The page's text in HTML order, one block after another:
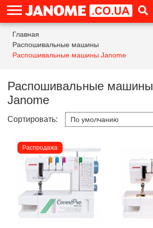
Главная
Распошивальные машины
Распошивальные машины Janome
Распошивальные машины
Janome
Сортировать:
Распродажа